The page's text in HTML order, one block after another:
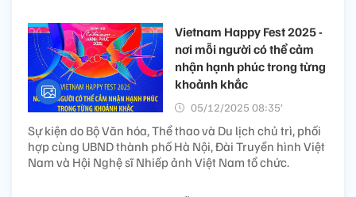
Vietnam Happy Fest 2025 -
nơi mỗi người có thể cảm
nhận hạnh phúc trong từng
khoảnh khắc
05/12/2025 08:35’
Sự kiện do Bộ Văn hóa, Thể thao và Du lịch chủ trì, phối
hợp cùng UBND thành phố Hà Nội, Đài Truyền hình Việt
Nam và Hội Nghệ sĩ Nhiếp ảnh Việt Nam tổ chức.